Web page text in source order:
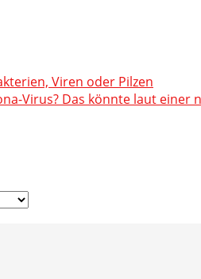
Viren oder Pilzen
Virus? Das könnte laut einer